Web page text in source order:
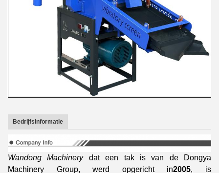
Bedrijfsinformatie
Wandong Machinerydat een tak is van de Dongya
Machinery Group, werd opgericht in2005, is